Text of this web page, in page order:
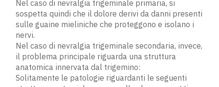
Nel caso di nevralgia trigeminale primaria, si
sospetta quindi che il dolore derivi da danni presenti
sulle guaine mieliniche che proteggono e isolano i
nervi.
Nel caso di nevralgia trigeminale secondaria, invece,
il problema principale riguarda una struttura
anatomica innervata dal trigemino:
Solitamente le patologie riguardanti le seguenti